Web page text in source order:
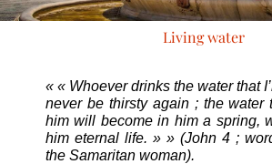
Living water
« « Whoever drinks the water that
never be thirsty again ; the water
him will become in him a spring,
him eternal life. » » (John 4 ;
the Samaritan woman).